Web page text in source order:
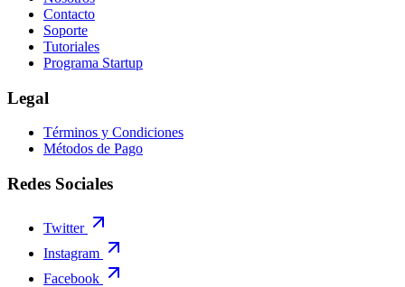
Contacto
Soporte
Tutoriales
Programa Startup
Legal
Términos y Condiciones
Métodos de Pago
Redes Sociales
Twitter
Instagram
Facebook